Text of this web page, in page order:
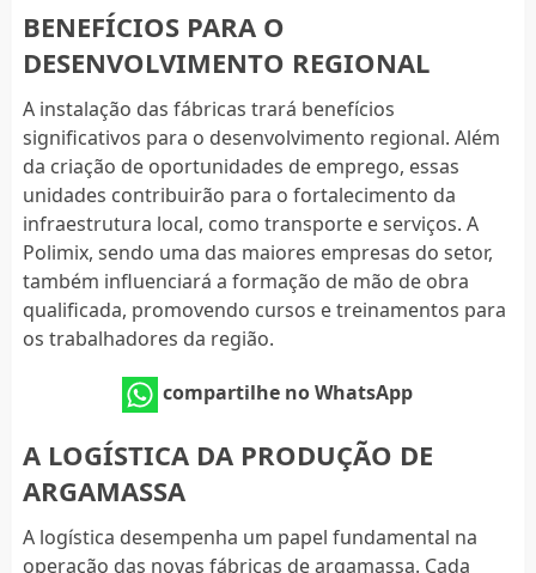
BENEFÍCIOS PARA O
DESENVOLVIMENTO REGIONAL
A instalação das fábricas trará benefícios
significativos para o desenvolvimento regional. Além
da criação de oportunidades de emprego, essas
unidades contribuirão para o fortalecimento da
infraestrutura local, como transporte e serviços. A
Polimix, sendo uma das maiores empresas do setor,
também influenciará a formação de mão de obra
qualificada, promovendo cursos e treinamentos para
os trabalhadores da região.
compartilhe no WhatsApp
A LOGÍSTICA DA PRODUÇÃO DE
ARGAMASSA
A logística desempenha um papel fundamental na
operação das novas fábricas de argamassa. Cada